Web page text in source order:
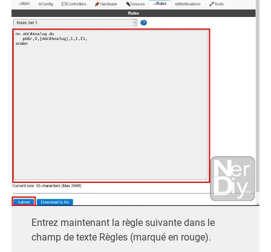
Entrez maintenant la règle suivante dans le
champ de texte Règles (marqué en rouge).